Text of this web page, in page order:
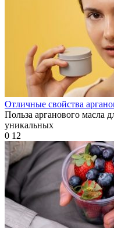
Отличные свойства
Польза арганового масла
уникальных
0 12